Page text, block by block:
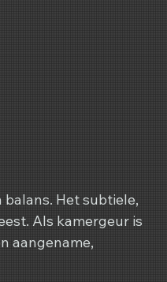
Het subtiele,
Als kamergeur is
aangename,